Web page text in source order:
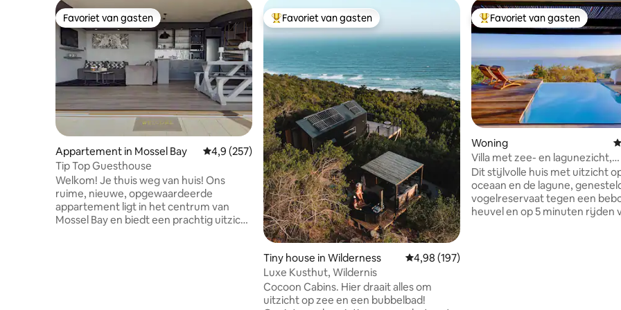
Favoriet van gasten
Favoriet van gasten
Appartement in Mossel Bay Gemiddelde beoordeling van 4,9 uit 5, 257 recensies
4,9 (257)
Tip Top Guesthouse
Welkom! Je thuis weg van huis! Ons
ruime, nieuwe, opgewaardeerde
appartement ligt in het centrum van
Mossel Bay en biedt een prachtig uitzicht
Topfavoriet van gasten
Favoriet van gasten
Tiny house in Wilderness Gemiddelde beoordeling van 4,98 uit 5, 197
4,98 (197)
Luxe Kusthut, Wildernis
Cocoon Cabins. Hier draait alles om
uitzicht op zee en een bubbelbad!
Topfavoriet van gasten
Favoriet van gasten
Woning
Villa met zee- en lagunezicht,
fitnessruimte en verwarmd
Dit stijlvolle huis met uitzicht
oceaan en de lagune,
vogelreservaat tegen een
heuvel en op 5 minuten rijden